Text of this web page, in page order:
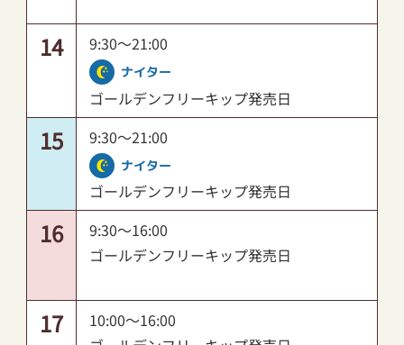
14 9:30～21:00
ナイター
ゴールデンフリーキップ発売日
15 9:30～21:00
ナイター
ゴールデンフリーキップ発売日
16
9:30～16:00
ゴールデンフリーキップ発売日
17
10:00～16:00